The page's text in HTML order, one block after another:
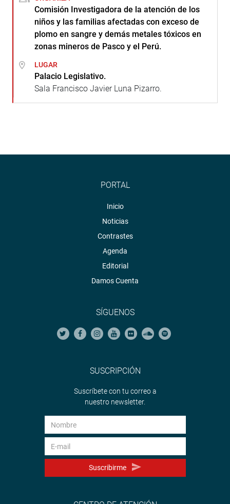
Comisión Investigadora de la atención de los
niños y las familias afectadas con exceso de
plomo en sangre y demás metales tóxicos en
zonas mineros de Pasco y el Perú.
LUGAR
Palacio Legislativo.
Sala Francisco Javier Luna Pizarro.
PORTAL
Inicio
Noticias
Contrastes
Agenda
Editorial
Damos Cuenta
SÍGUENOS
SUSCRIPCIÓN
Suscríbete con tu correo a
nuestro newsletter.
Suscribirme